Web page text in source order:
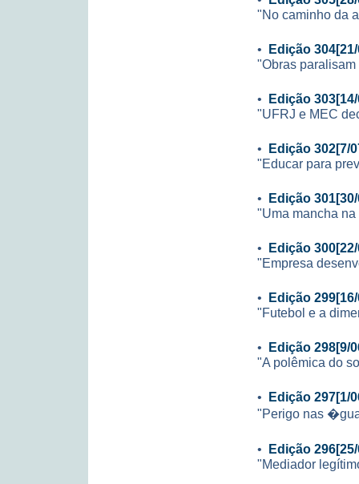
"No caminho da
• Edição
"Obras
• Edição
"UFRJ e MEC
• Edição 302[7/
"Educar para
• Edição
"Uma mancha
• Edição
"Empresa
• Edição
"Futebol e a
• Edição 298[9/
"A polêmica do
• Edição 297[1/
"Perigo nas
• Edição
"Mediador